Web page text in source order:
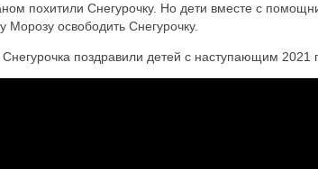
похитили Снегурочку. Но дети вместе с
Морозу освободить Снегурочку.
поздравили детей с наступающим 2021